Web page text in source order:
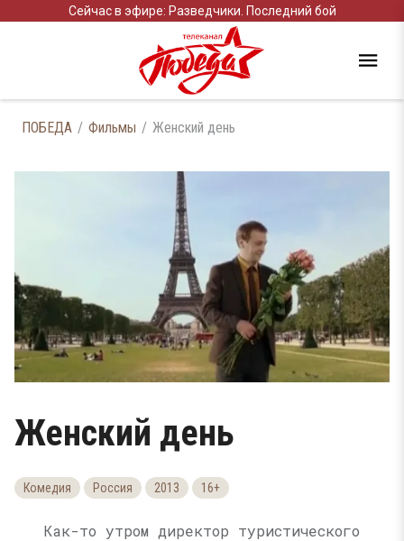
Сейчас в эфире: Разведчики. Последний бой
ПОБЕДА Фильмы Женский день
Женский день
Комедия Россия 2013 16+
Как-то утром директор туристического